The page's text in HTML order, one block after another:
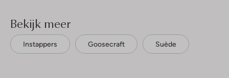
Bekijk meer
Instappers Goosecraft Suède